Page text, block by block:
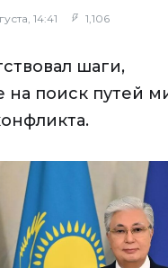
14:41 1,106
шаги,
на поиск путей